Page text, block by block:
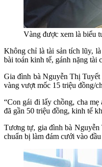
Vàng được xem là biểu
Không chỉ là tài sản tích lũy,
bài toán kinh tế, gánh nặng
Gia đình bà Nguyễn Thị Tuyết
vàng vượt mốc 15 triệu đồng/
“Con gái đi lấy chồng, cha
đã gần 50 triệu đồng, kinh tế
Tương tự, gia đình bà Nguyễn
chuẩn bị làm đám cưới vào